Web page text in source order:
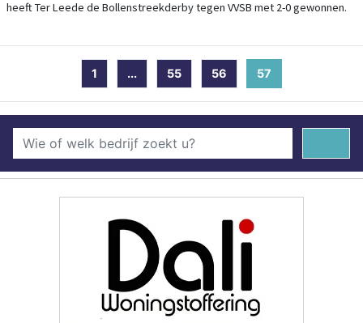
heeft Ter Leede de Bollenstreekderby tegen VVSB met 2-0 gewonnen.
1 ... 55 56 57